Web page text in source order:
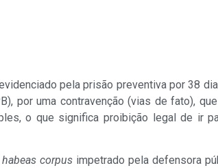
pela prisão preventiva por 38
por uma contravenção (vias de fato),
o que significa proibição legal de ir
habeas corpus impetrado pela defensora